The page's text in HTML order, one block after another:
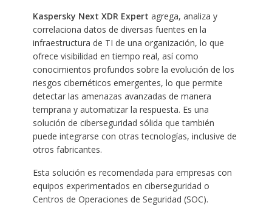
Kaspersky Next XDR Expert agrega, analiza y
correlaciona datos de diversas fuentes en la
infraestructura de TI de una organización, lo que
ofrece visibilidad en tiempo real, así como
conocimientos profundos sobre la evolución de los
riesgos cibernéticos emergentes, lo que permite
detectar las amenazas avanzadas de manera
temprana y automatizar la respuesta. Es una
solución de ciberseguridad sólida que también
puede integrarse con otras tecnologías, inclusive de
otros fabricantes.
Esta solución es recomendada para empresas con
equipos experimentados en ciberseguridad o
Centros de Operaciones de Seguridad (SOC).